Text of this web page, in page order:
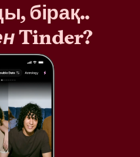
бірақ..
Tinder?